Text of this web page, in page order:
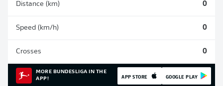
Distance (km) 0
Speed (km/h) 0
Crosses 0
MORE BUNDESLIGA IN THE
APP!
APP STORE GOOGLE PLAY